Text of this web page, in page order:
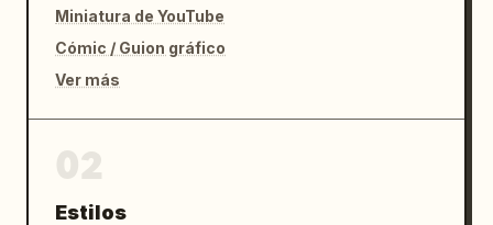
Miniatura de YouTube
Cómic / Guion gráfico
Ver más
Estilos